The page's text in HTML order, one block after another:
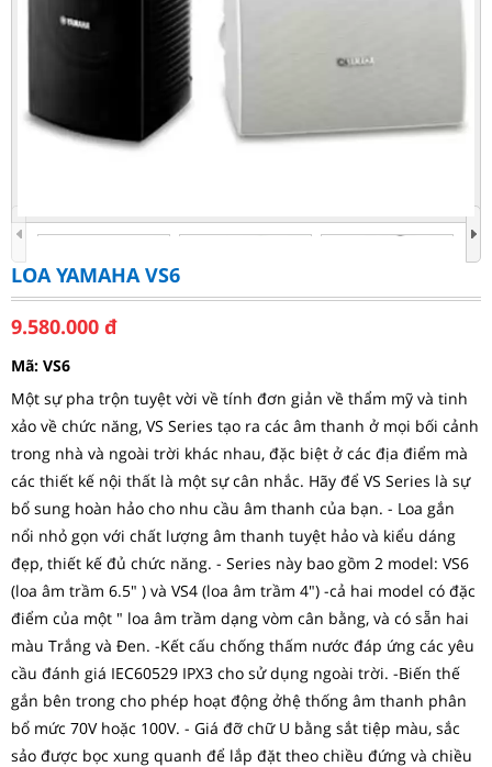
LOA YAMAHA VS6
9.580.000 đ
Mã: VS6
Một sự pha trộn tuyệt vời về tính đơn giản về thẩm mỹ và tinh
xảo về chức năng, VS Series tạo ra các âm thanh ở mọi bối cảnh
trong nhà và ngoài trời khác nhau, đặc biệt ở các địa điểm mà
các thiết kế nội thất là một sự cân nhắc. Hãy để VS Series là sự
bổ sung hoàn hảo cho nhu cầu âm thanh của bạn. - Loa gắn
nổi nhỏ gọn với chất lượng âm thanh tuyệt hảo và kiểu dáng
đẹp, thiết kế đủ chức năng. - Series này bao gồm 2 model: VS6
(loa âm trầm 6.5" ) và VS4 (loa âm trầm 4") -cả hai model có đặc
điểm của một " loa âm trầm dạng vòm cân bằng, và có sẵn hai
màu Trắng và Đen. -Kết cấu chống thấm nước đáp ứng các yêu
cầu đánh giá IEC60529 IPX3 cho sử dụng ngoài trời. -Biến thế
gắn bên trong cho phép hoạt động ởhệ thống âm thanh phân
bổ mức 70V hoặc 100V. - Giá đỡ chữ U bằng sắt tiệp màu, sắc
sảo được bọc xung quanh để lắp đặt theo chiều đứng và chiều